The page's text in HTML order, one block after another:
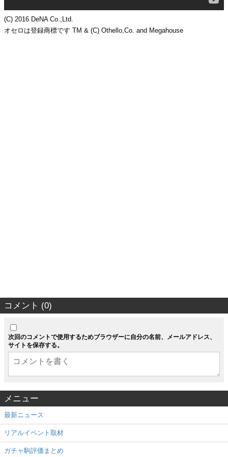
(C) 2016 DeNA Co.,Ltd.
オセロは登録商標です TM & (C) Othello,Co. and Megahouse
コメント (0)
次回のコメントで使用するためブラウザーに自分の名前、メールアドレス、
サイトを保存する。
メニュー
最新ニュース
リアルイベント取材
ガチャ駒評価まとめ